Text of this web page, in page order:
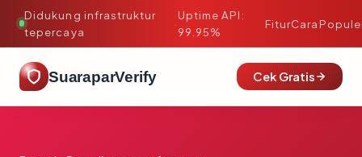
Didukung infrastruktur
tepercaya
·
Uptime API:
99.95%
FiturCara
SuaraparVerify Cek Gratis